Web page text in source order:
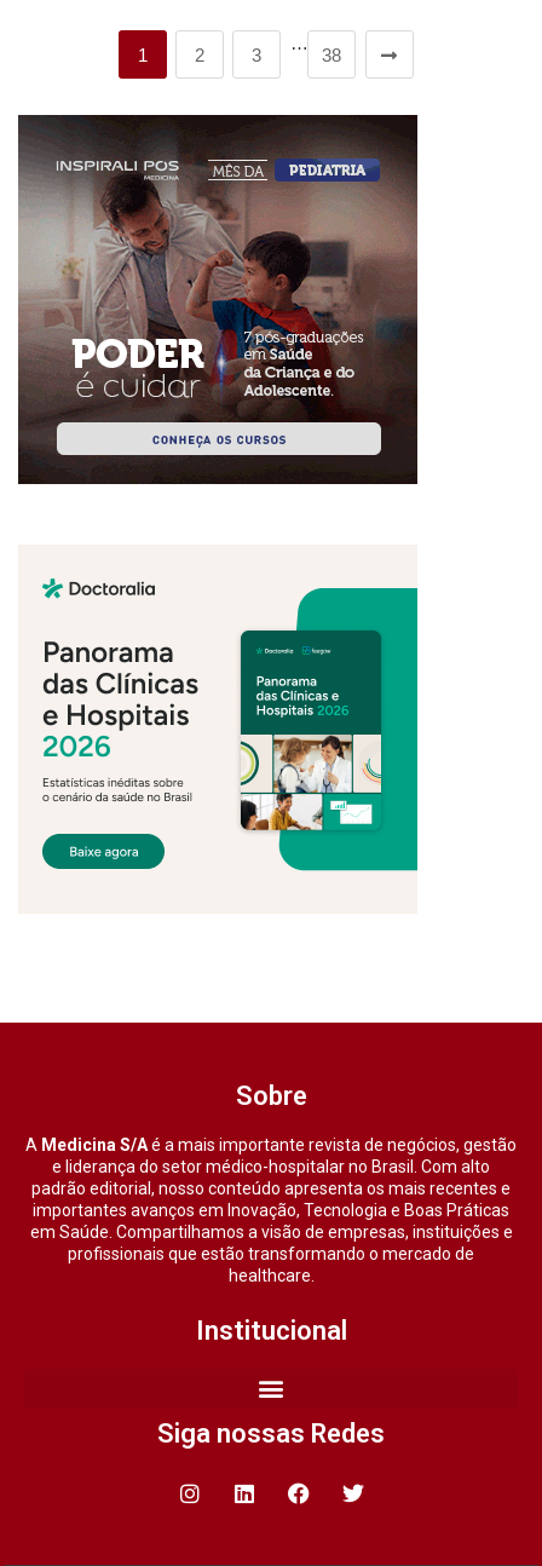
1 2 3
…
38
Sobre
A Medicina S/Aé a mais importante revista de negócios, gestão
e liderança do setor médico-hospitalar no Brasil. Com alto
padrão editorial, nosso conteúdo apresenta os mais recentes e
importantes avanços em Inovação, Tecnologia e Boas Práticas
em Saúde. Compartilhamos a visão de empresas, instituições e
profissionais que estão transformando o mercado de
healthcare.
Institucional
Siga nossas Redes